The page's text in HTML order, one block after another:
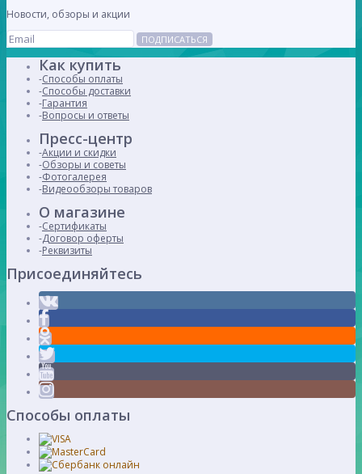
Новости, обзоры и акции
ПОДПИСАТЬСЯ
Как купить
Способы оплаты
Способы доставки
Гарантия
Вопросы и ответы
Пресс-центр
Акции и скидки
Обзоры и советы
Фотогалерея
Видеообзоры товаров
О магазине
Сертификаты
Договор оферты
Реквизиты
Присоединяйтесь
Способы оплаты